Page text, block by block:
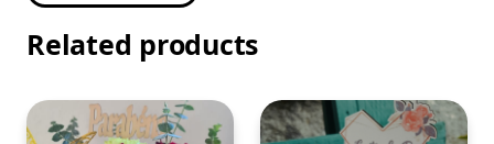
Related products